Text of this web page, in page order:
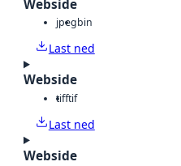
Webside
jpegbin
Last ned
Webside
tifftif
Last ned
Webside